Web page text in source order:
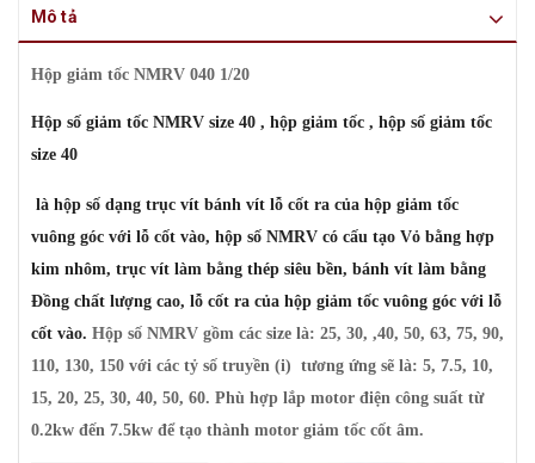
Mô tả
Hộp giảm tốc NMRV 040 1/20
Hộp số giảm tốc NMRV size 40 , hộp giảm tốc , hộp số giảm tốc
size 40
là hộp số dạng trục vít bánh vít lỗ cốt ra của hộp giảm tốc
vuông góc với lỗ cốt vào, hộp số NMRV có cấu tạo Vỏ bằng hợp
kim nhôm, trục vít làm bằng thép siêu bền, bánh vít làm bằng
Đồng chất lượng cao, lỗ cốt ra của hộp giảm tốc vuông góc với lỗ
cốt vào. Hộp số NMRV gồm các size là: 25, 30, ,40, 50, 63, 75, 90,
110, 130, 150 với các tỷ số truyền (i) tương ứng sẽ là: 5, 7.5, 10,
15, 20, 25, 30, 40, 50, 60. Phù hợp lắp motor điện công suất từ
0.2kw đến 7.5kw để tạo thành motor giảm tốc cốt âm.